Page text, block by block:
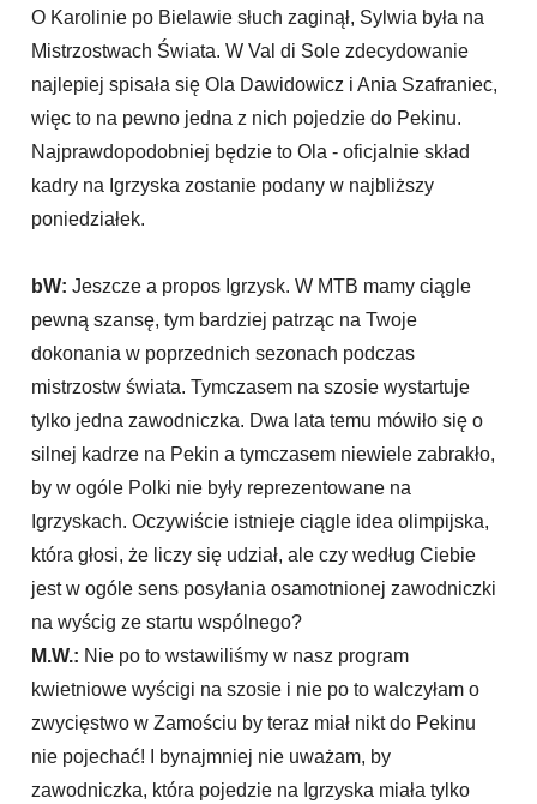
O Karolinie po Bielawie słuch zaginął, Sylwia była na
Mistrzostwach Świata. W Val di Sole zdecydowanie
najlepiej spisała się Ola Dawidowicz i Ania Szafraniec,
więc to na pewno jedna z nich pojedzie do Pekinu.
Najprawdopodobniej będzie to Ola - oficjalnie skład
kadry na Igrzyska zostanie podany w najbliższy
poniedziałek.
bW: Jeszcze a propos Igrzysk. W MTB mamy ciągle
pewną szansę, tym bardziej patrząc na Twoje
dokonania w poprzednich sezonach podczas
mistrzostw świata. Tymczasem na szosie wystartuje
tylko jedna zawodniczka. Dwa lata temu mówiło się o
silnej kadrze na Pekin a tymczasem niewiele zabrakło,
by w ogóle Polki nie były reprezentowane na
Igrzyskach. Oczywiście istnieje ciągle idea olimpijska,
która głosi, że liczy się udział, ale czy według Ciebie
jest w ogóle sens posyłania osamotnionej zawodniczki
na wyścig ze startu wspólnego?
M.W.: Nie po to wstawiliśmy w nasz program
kwietniowe wyścigi na szosie i nie po to walczyłam o
zwycięstwo w Zamościu by teraz miał nikt do Pekinu
nie pojechać! I bynajmniej nie uważam, by
zawodniczka, która pojedzie na Igrzyska miała tylko